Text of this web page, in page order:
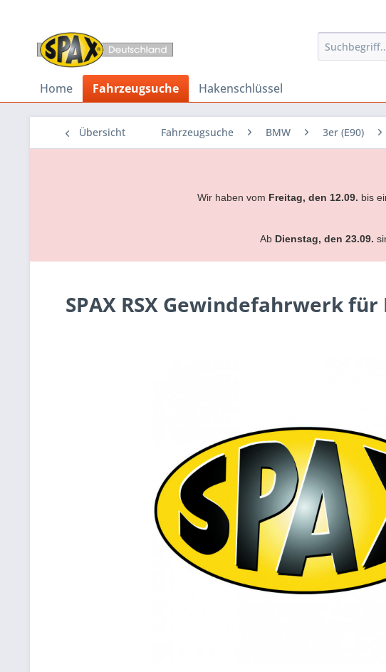
Home Fahrzeugsuche Hakenschlüssel
Übersicht Fahrzeugsuche BMW 3er (E90)
Wir haben vom Freitag, den 12.09. bis
Ab Dienstag, den 23.09.
SPAX RSX Gewindefahrwerk für